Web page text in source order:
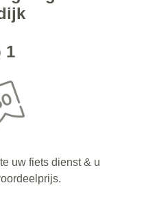
1
uw fiets dienst & u